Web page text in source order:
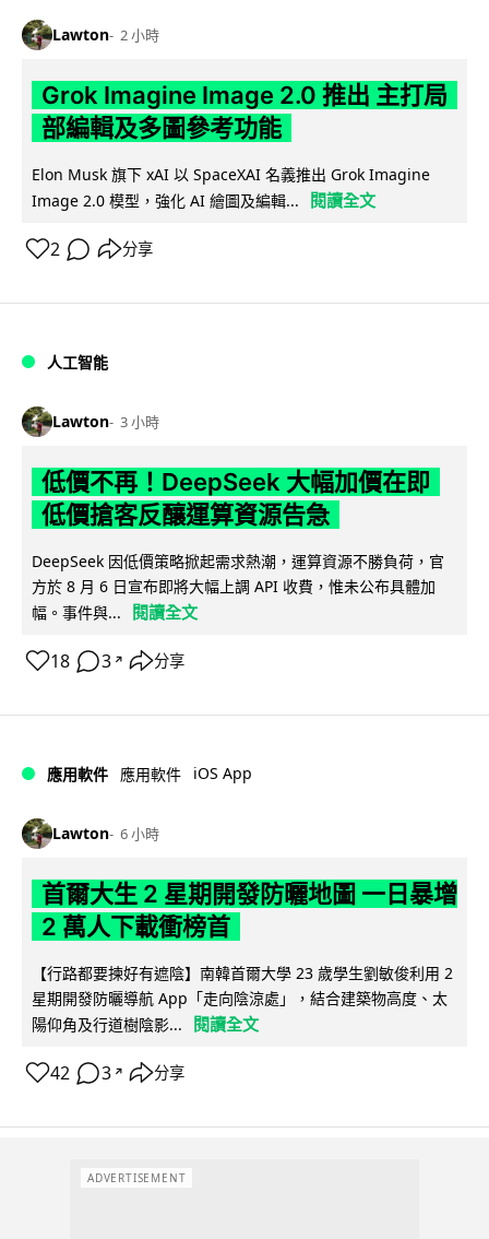
Lawton 2 小時
Grok Imagine Image 2.0 推出 主打局
部編輯及多圖參考功能
Elon Musk 旗下 xAI 以 SpaceXAI 名義推出 Grok Imagine
Image 2.0 模型，強化 AI 繪圖及編輯...
閱讀全文
2 分享
人工智能
Lawton 3 小時
低價不再！DeepSeek 大幅加價在即
低價搶客反釀運算資源告急
DeepSeek 因低價策略掀起需求熱潮，運算資源不勝負荷，官
方於 8 月 6 日宣布即將大幅上調 API 收費，惟未公布具體加
幅。事件與...
閱讀全文
18 3 ↗ 分享
應用軟件 應用軟件 iOS App
Lawton 6 小時
首爾大生 2 星期開發防曬地圖 一日暴增
2 萬人下載衝榜首
【行路都要揀好有遮陰】南韓首爾大學 23 歲學生劉敏俊利用 2
星期開發防曬導航 App「走向陰涼處」，結合建築物高度、太
陽仰角及行道樹陰影...
閱讀全文
42 3 ↗ 分享
ADVERTISEMENT